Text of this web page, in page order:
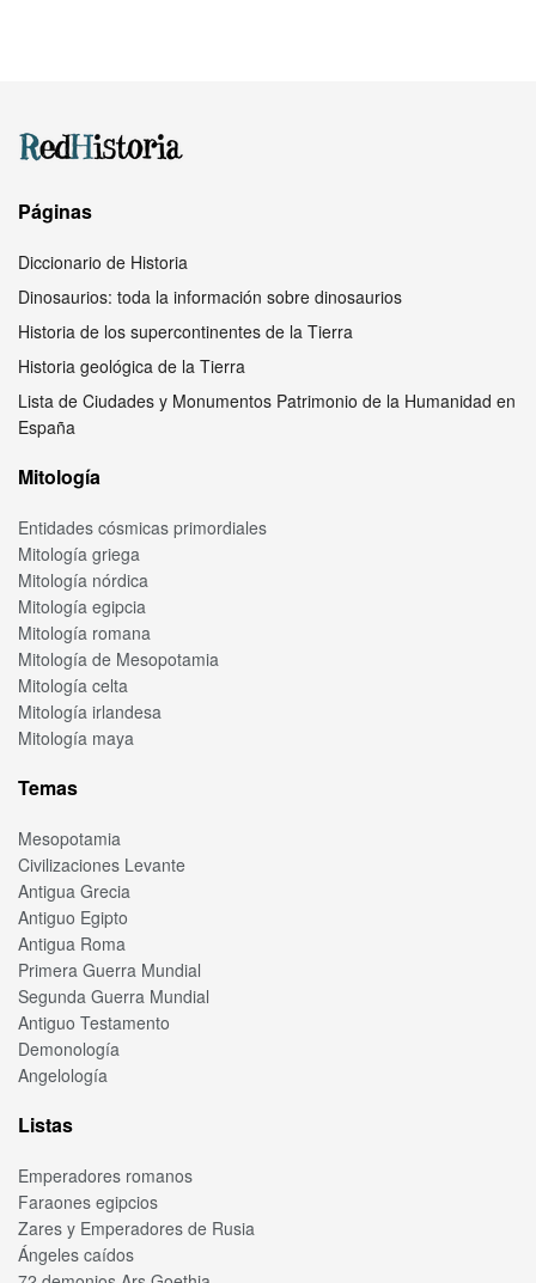
Páginas
Diccionario de Historia
Dinosaurios: toda la información sobre dinosaurios
Historia de los supercontinentes de la Tierra
Historia geológica de la Tierra
Lista de Ciudades y Monumentos Patrimonio de la Humanidad en
España
Mitología
Entidades cósmicas primordiales
Mitología griega
Mitología nórdica
Mitología egipcia
Mitología romana
Mitología de Mesopotamia
Mitología celta
Mitología irlandesa
Mitología maya
Temas
Mesopotamia
Civilizaciones Levante
Antigua Grecia
Antiguo Egipto
Antigua Roma
Primera Guerra Mundial
Segunda Guerra Mundial
Antiguo Testamento
Demonología
Angelología
Listas
Emperadores romanos
Faraones egipcios
Zares y Emperadores de Rusia
Ángeles caídos